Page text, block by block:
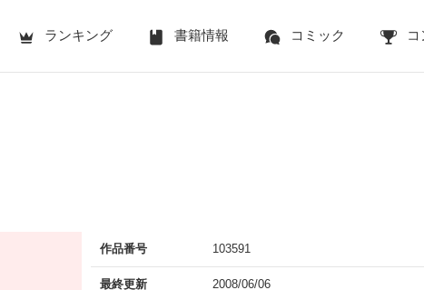
ランキング 書籍情報 コミック コ
作品番号 103591
最終更新 2008/06/06